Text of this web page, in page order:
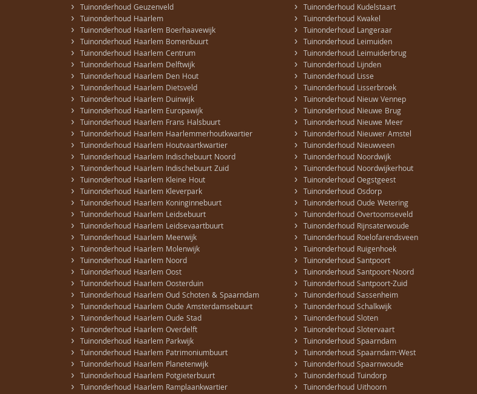
› Tuinonderhoud Geuzenveld
› Tuinonderhoud Haarlem
› Tuinonderhoud Haarlem Boerhaavewijk
› Tuinonderhoud Haarlem Bomenbuurt
› Tuinonderhoud Haarlem Centrum
› Tuinonderhoud Haarlem Delftwijk
› Tuinonderhoud Haarlem Den Hout
› Tuinonderhoud Haarlem Dietsveld
› Tuinonderhoud Haarlem Duinwijk
› Tuinonderhoud Haarlem Europawijk
› Tuinonderhoud Haarlem Frans Halsbuurt
› Tuinonderhoud Haarlem Haarlemmerhoutkwartier
› Tuinonderhoud Haarlem Houtvaartkwartier
› Tuinonderhoud Haarlem Indischebuurt Noord
› Tuinonderhoud Haarlem Indischebuurt Zuid
› Tuinonderhoud Haarlem Kleine Hout
› Tuinonderhoud Haarlem Kleverpark
› Tuinonderhoud Haarlem Koninginnebuurt
› Tuinonderhoud Haarlem Leidsebuurt
› Tuinonderhoud Haarlem Leidsevaartbuurt
› Tuinonderhoud Haarlem Meerwijk
› Tuinonderhoud Haarlem Molenwijk
› Tuinonderhoud Haarlem Noord
› Tuinonderhoud Haarlem Oost
› Tuinonderhoud Haarlem Oosterduin
› Tuinonderhoud Haarlem Oud Schoten & Spaarndam
› Tuinonderhoud Haarlem Oude Amsterdamsebuurt
› Tuinonderhoud Haarlem Oude Stad
› Tuinonderhoud Haarlem Overdelft
› Tuinonderhoud Haarlem Parkwijk
› Tuinonderhoud Haarlem Patrimoniumbuurt
› Tuinonderhoud Haarlem Planetenwijk
› Tuinonderhoud Haarlem Potgieterbuurt
› Tuinonderhoud Haarlem Ramplaankwartier
› Tuinonderhoud Kudelstaart
› Tuinonderhoud Kwakel
› Tuinonderhoud Langeraar
› Tuinonderhoud Leimuiden
› Tuinonderhoud Leimuiderbrug
› Tuinonderhoud Lijnden
› Tuinonderhoud Lisse
› Tuinonderhoud Lisserbroek
› Tuinonderhoud Nieuw Vennep
› Tuinonderhoud Nieuwe Brug
› Tuinonderhoud Nieuwe Meer
› Tuinonderhoud Nieuwer Amstel
› Tuinonderhoud Nieuwveen
› Tuinonderhoud Noordwijk
› Tuinonderhoud Noordwijkerhout
› Tuinonderhoud Oegstgeest
› Tuinonderhoud Osdorp
› Tuinonderhoud Oude Wetering
› Tuinonderhoud Overtoomseveld
› Tuinonderhoud Rijnsaterwoude
› Tuinonderhoud Roelofarendsveen
› Tuinonderhoud Ruigenhoek
› Tuinonderhoud Santpoort
› Tuinonderhoud Santpoort-Noord
› Tuinonderhoud Santpoort-Zuid
› Tuinonderhoud Sassenheim
› Tuinonderhoud Schalkwijk
› Tuinonderhoud Sloten
› Tuinonderhoud Slotervaart
› Tuinonderhoud Spaarndam
› Tuinonderhoud Spaarndam-West
› Tuinonderhoud Spaarnwoude
› Tuinonderhoud Tuindorp
› Tuinonderhoud Uithoorn